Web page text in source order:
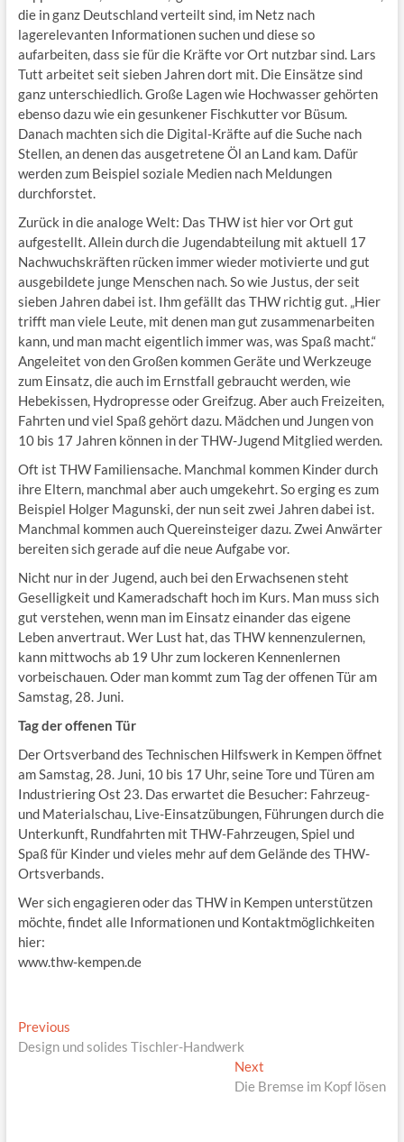
die in ganz Deutschland verteilt sind, im Netz nach
lagerelevanten Informationen suchen und diese so
aufarbeiten, dass sie für die Kräfte vor Ort nutzbar sind. Lars
Tutt arbeitet seit sieben Jahren dort mit. Die Einsätze sind
ganz unterschiedlich. Große Lagen wie Hochwasser gehörten
ebenso dazu wie ein gesunkener Fischkutter vor Büsum.
Danach machten sich die Digital-Kräfte auf die Suche nach
Stellen, an denen das ausgetretene Öl an Land kam. Dafür
werden zum Beispiel soziale Medien nach Meldungen
durchforstet.
Zurück in die analoge Welt: Das THW ist hier vor Ort gut
aufgestellt. Allein durch die Jugendabteilung mit aktuell 17
Nachwuchskräften rücken immer wieder motivierte und gut
ausgebildete junge Menschen nach. So wie Justus, der seit
sieben Jahren dabei ist. Ihm gefällt das THW richtig gut. „Hier
trifft man viele Leute, mit denen man gut zusammenarbeiten
kann, und man macht eigentlich immer was, was Spaß macht.“
Angeleitet von den Großen kommen Geräte und Werkzeuge
zum Einsatz, die auch im Ernstfall gebraucht werden, wie
Hebekissen, Hydropresse oder Greifzug. Aber auch Freizeiten,
Fahrten und viel Spaß gehört dazu. Mädchen und Jungen von
10 bis 17 Jahren können in der THW-Jugend Mitglied werden.
Oft ist THW Familiensache. Manchmal kommen Kinder durch
ihre Eltern, manchmal aber auch umgekehrt. So erging es zum
Beispiel Holger Magunski, der nun seit zwei Jahren dabei ist.
Manchmal kommen auch Quereinsteiger dazu. Zwei Anwärter
bereiten sich gerade auf die neue Aufgabe vor.
Nicht nur in der Jugend, auch bei den Erwachsenen steht
Geselligkeit und Kameradschaft hoch im Kurs. Man muss sich
gut verstehen, wenn man im Einsatz einander das eigene
Leben anvertraut. Wer Lust hat, das THW kennenzulernen,
kann mittwochs ab 19 Uhr zum lockeren Kennenlernen
vorbeischauen. Oder man kommt zum Tag der offenen Tür am
Samstag, 28. Juni.
Tag der offenen Tür
Der Ortsverband des Technischen Hilfswerk in Kempen öffnet
am Samstag, 28. Juni, 10 bis 17 Uhr, seine Tore und Türen am
Industriering Ost 23. Das erwartet die Besucher: Fahrzeug-
und Materialschau, Live-Einsatzübungen, Führungen durch die
Unterkunft, Rundfahrten mit THW-Fahrzeugen, Spiel und
Spaß für Kinder und vieles mehr auf dem Gelände des THW-
Ortsverbands.
Wer sich engagieren oder das THW in Kempen unterstützen
möchte, findet alle Informationen und Kontaktmöglichkeiten
hier:
www.thw-kempen.de
Beitragsnavigation
PreviousPrevious
post:
Design und solides Tischler-Handwerk
Next
post:
Die Bremse im Kopf lösen